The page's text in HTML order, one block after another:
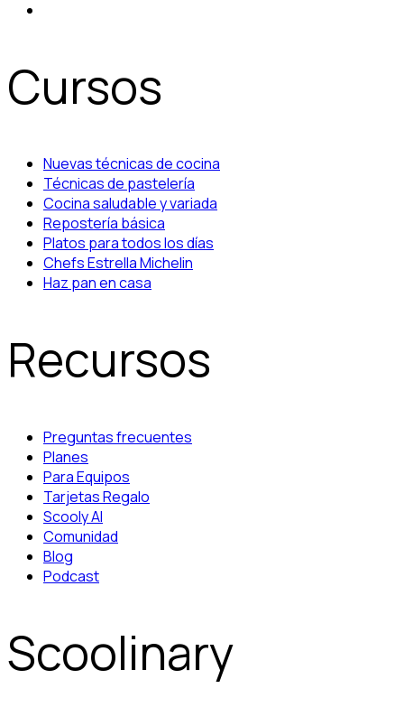
Cursos
Nuevas técnicas de cocina
Técnicas de pastelería
Cocina saludable y variada
Repostería básica
Platos para todos los días
Chefs Estrella Michelin
Haz pan en casa
Recursos
Preguntas frecuentes
Planes
Para Equipos
Tarjetas Regalo
Scooly AI
Comunidad
Blog
Podcast
Scoolinary